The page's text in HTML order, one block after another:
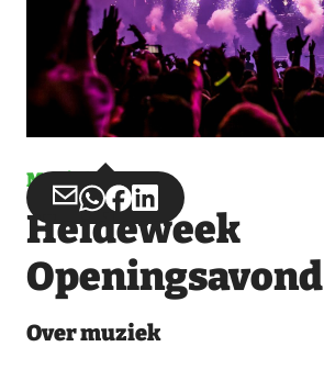
Muziek
Deel
via
Deel
via
WhatsApp
Deel
op
Facebook
Deel
op
LinkedIn
Heideweek
Openingsavond
Over muziek